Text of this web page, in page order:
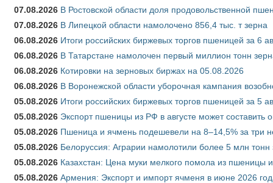
07.08.2026 В Ростовской области доля продовольственной
07.08.2026 В Липецкой области намолочено 856,4 тыс. т зерна
06.08.2026 Итоги российских биржевых торгов пшеницей за 6
06.08.2026 В Татарстане намолочен первый миллион тонн
06.08.2026 Котировки на зерновых биржах на 05.08.2026
06.08.2026 В Воронежской области уборочная кампания
05.08.2026 Итоги российских биржевых торгов пшеницей за 5
05.08.2026 Экспорт пшеницы из РФ в августе может составить
05.08.2026 Пшеница и ячмень подешевели на 8–14,5% за три
05.08.2026 Белоруссия: Аграрии намолотили более 5 млн тонн
05.08.2026 Казахстан: Цена муки мелкого помола из пшеницы
05.08.2026 Армения: Экспорт и импорт ячменя в июне 2026